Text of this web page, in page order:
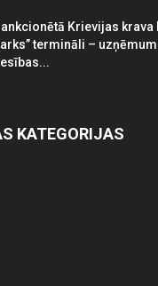
Krievijas krava
termināli –
KATEGORIJAS